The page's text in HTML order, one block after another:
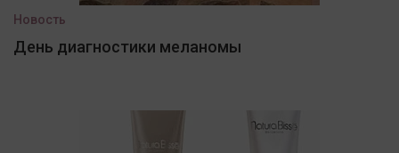
Новость
День диагностики меланомы